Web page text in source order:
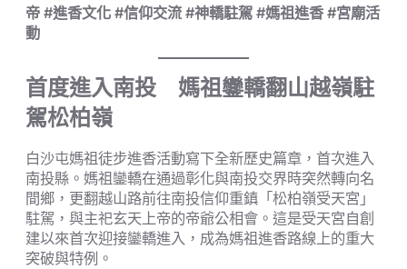
帝 #進香文化 #信仰交流 #神轎駐駕 #媽祖進香 #宮廟活
動
首度進入南投 媽祖鑾轎翻山越嶺駐
駕松柏嶺
白沙屯媽祖徒步進香活動寫下全新歷史篇章，首次進入
南投縣。媽祖鑾轎在通過彰化與南投交界時突然轉向名
間鄉，更翻越山路前往南投信仰重鎮「松柏嶺受天宮」
駐駕，與主祀玄天上帝的帝爺公相會。這是受天宮自創
建以來首次迎接鑾轎進入，成為媽祖進香路線上的重大
突破與特例。